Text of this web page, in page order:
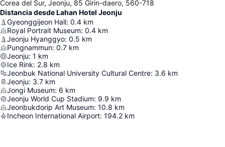
Corea del Sur, Jeonju, 85 Girin-daero, 560-718
Distancia desde Lahan Hotel Jeonju
Gyeonggijeon Hall: 0.4 km
Royal Portrait Museum: 0.4 km
Jeonju Hyanggyo: 0.5 km
Pungnammun: 0.7 km
Jeonju: 1 km
Ice Rink: 2.8 km
Jeonbuk National University Cultural Centre: 3.6 km
Jeonju: 3.7 km
Jongi Museum: 6 km
Jeonju World Cup Stadium: 9.9 km
Jeonbukdorip Art Museum: 10.8 km
Incheon International Airport: 194.2 km